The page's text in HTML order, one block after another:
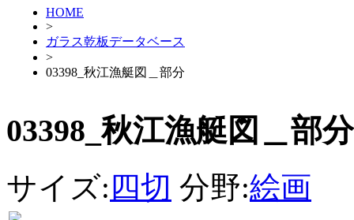
HOME
>
ガラス乾板データベース
>
03398_秋江漁艇図＿部分
03398_秋江漁艇図＿部分
サイズ: 四切 分野:絵画